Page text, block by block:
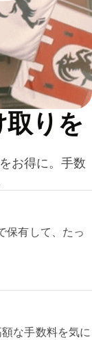
取りを
お得に。手数
保有して、たっ
な手数料を気に